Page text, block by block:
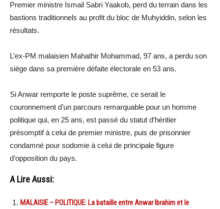
Premier ministre Ismail Sabri Yaakob, perd du terrain dans les
bastions traditionnels au profit du bloc de Muhyiddin, selon les
résultats.
L’ex-PM malaisien Mahathir Mohammad, 97 ans, a perdu son
siège dans sa première défaite électorale en 53 ans.
Si Anwar remporte le poste suprême, ce serait le
couronnement d’un parcours remarquable pour un homme
politique qui, en 25 ans, est passé du statut d’héritier
présomptif à celui de premier ministre, puis de prisonnier
condamné pour sodomie à celui de principale figure
d’opposition du pays.
A Lire Aussi:
MALAISIE – POLITIQUE: La bataille entre Anwar Ibrahim et le